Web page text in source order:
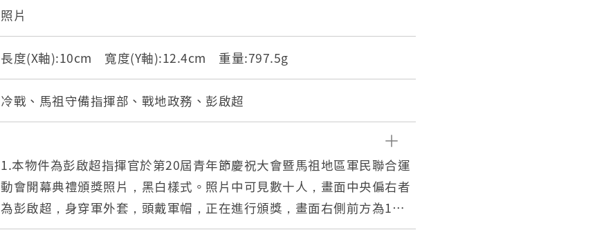
照片
長度(X軸):10cm 寬度(Y軸):12.4cm 重量:797.5g
冷戰、馬祖守備指揮部、戰地政務、彭啟超
1.本物件為彭啟超指揮官於第20屆青年節慶祝大會暨馬祖地區軍民聯合運
動會開幕典禮頒獎照片，黑白樣式。照片中可見數十人，畫面中央偏右者
為彭啟超，身穿軍外套，頭戴軍帽，正在進行頒獎，畫面右側前方為1排